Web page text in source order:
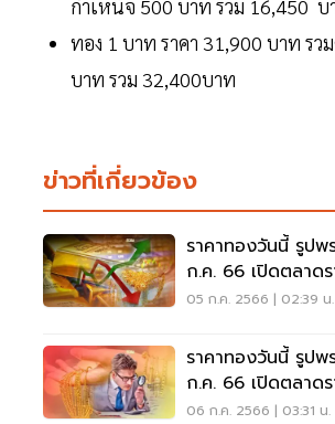
กำเหน็จ 500 บาท รวม 16,450 บ
ทอง 1 บาท ราคา 31,900 บาท รว
บาท รวม 32,400บาท
ข่าวที่เกี่ยวข้อง
ราคาทองวันนี้ รูป
ก.ค. 66 เปิดตลาดร
เปลี่ยนแปลง
05 ก.ค. 2566 | 02:39 น.
ราคาทองวันนี้ รูป
ก.ค. 66 เปิดตลาดร
เปลี่ยนแปลง
06 ก.ค. 2566 | 03:31 น.